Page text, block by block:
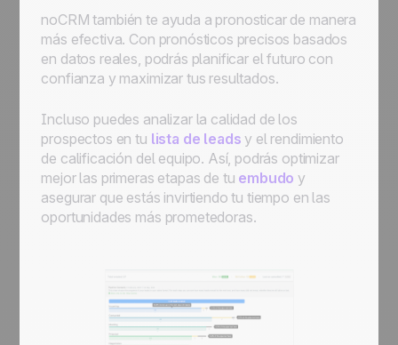
noCRM también te ayuda a pronosticar de manera
más efectiva. Con pronósticos precisos basados
en datos reales, podrás planificar el futuro con
confianza y maximizar tus resultados.
Incluso puedes analizar la calidad de los
prospectos en tu lista de leads y el rendimiento
de calificación del equipo. Así, podrás optimizar
mejor las primeras etapas de tu embudo y
asegurar que estás invirtiendo tu tiempo en las
oportunidades más prometedoras.